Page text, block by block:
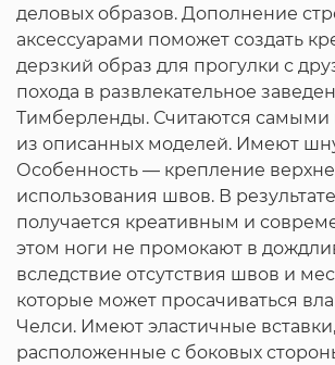
деловых образов. Дополнение
аксессуарами поможет создать
дерзкий образ для прогулки с
похода в развлекательное
Тимберленды. Считаются
из описанных моделей. Имеют
Особенность — крепление
использования швов. В
получается креативным и
этом ноги не промокают в
вследствие отсутствия швов и
которые может просачиваться
Челси. Имеют эластичные вставки,
расположенные с боковых